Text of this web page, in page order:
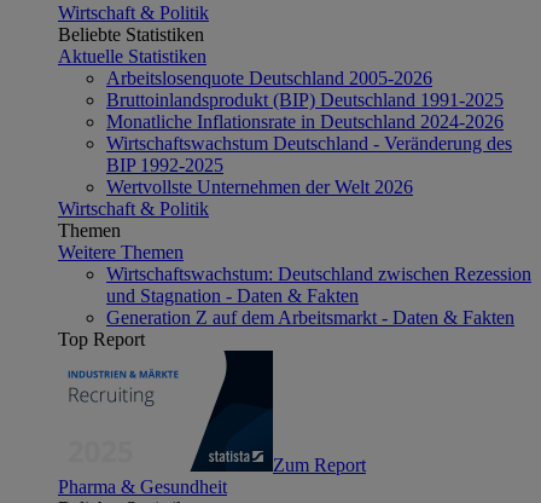
Wirtschaft & Politik
Beliebte Statistiken
Aktuelle Statistiken
Arbeitslosenquote Deutschland 2005-2026
Bruttoinlandsprodukt (BIP) Deutschland 1991-2025
Monatliche Inflationsrate in Deutschland 2024-2026
Wirtschaftswachstum Deutschland - Veränderung des
BIP 1992-2025
Wertvollste Unternehmen der Welt 2026
Wirtschaft & Politik
Themen
Weitere Themen
Wirtschaftswachstum: Deutschland zwischen Rezession
und Stagnation - Daten & Fakten
Generation Z auf dem Arbeitsmarkt - Daten & Fakten
Top Report
Zum Report
Pharma & Gesundheit